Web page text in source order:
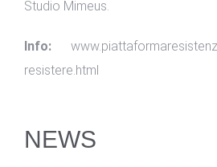
Studio Mimeus.
Info:
resistere.html
NEWS